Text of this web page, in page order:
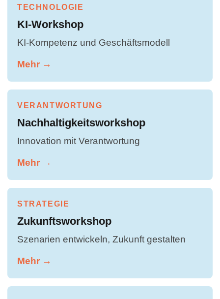
TECHNOLOGIE
KI-Workshop
KI-Kompetenz und Geschäftsmodell
Mehr →
VERANTWORTUNG
Nachhaltigkeitsworkshop
Innovation mit Verantwortung
Mehr →
STRATEGIE
Zukunftsworkshop
Szenarien entwickeln, Zukunft gestalten
Mehr →